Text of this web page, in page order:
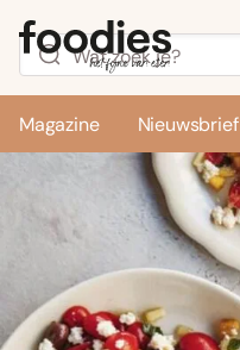
Magazine Nieuwsbrief